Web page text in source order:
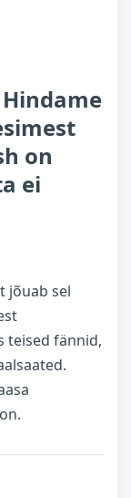
Hindame
on
ei
jõuab sel
teised fännid,